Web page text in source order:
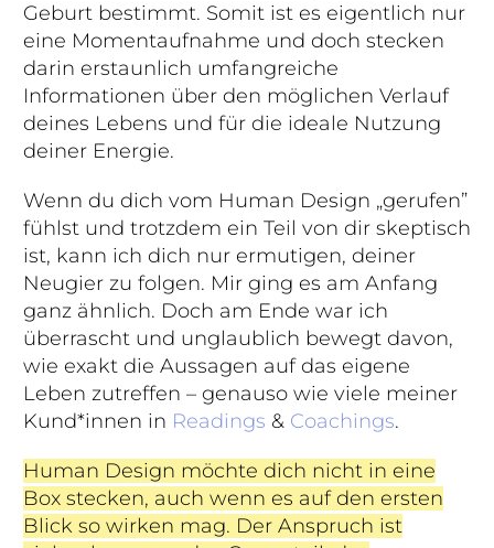
Geburt bestimmt. Somit ist es eigentlich nur
eine Momentaufnahme und doch stecken
darin erstaunlich umfangreiche
Informationen über den möglichen Verlauf
deines Lebens und für die ideale Nutzung
deiner Energie.
Wenn du dich vom Human Design „gerufen”
fühlst und trotzdem ein Teil von dir skeptisch
ist, kann ich dich nur ermutigen, deiner
Neugier zu folgen. Mir ging es am Anfang
ganz ähnlich. Doch am Ende war ich
überrascht und unglaublich bewegt davon,
wie exakt die Aussagen auf das eigene
Leben zutreffen – genauso wie viele meiner
Kund*innen in Readings & Coachings.
Human Design möchte dich nicht in eine
Box stecken, auch wenn es auf den ersten
Blick so wirken mag. Der Anspruch ist